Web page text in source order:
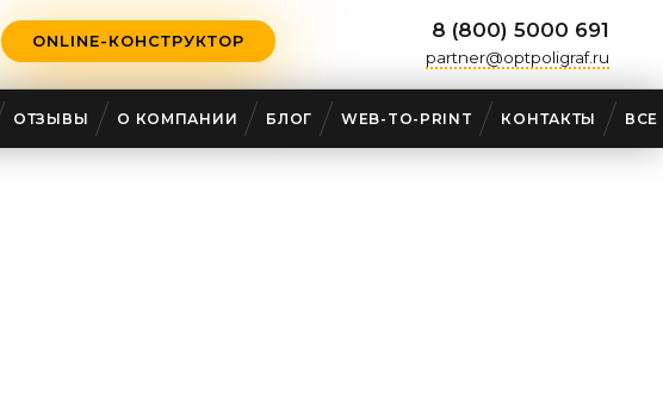
ONLINE-КОНСТРУКТОР 8 (800) 5000 691
partner@optpoligraf.ru
ОТЗЫВЫ О КОМПАНИИ БЛОГ WEB-TO-PRINT КОНТАКТЫ ВСЕ